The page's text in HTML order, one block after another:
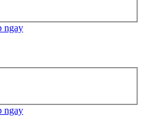
ngay
ngay